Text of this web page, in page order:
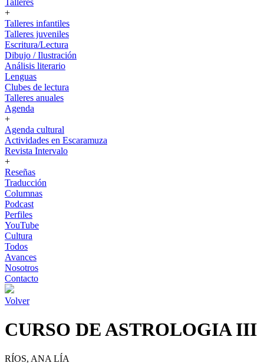
Talleres
+
Talleres infantiles
Talleres juveniles
Escritura/Lectura
Dibujo / Ilustración
Análisis literario
Lenguas
Clubes de lectura
Talleres anuales
Agenda
+
Agenda cultural
Actividades en Escaramuza
Revista Intervalo
+
Reseñas
Traducción
Columnas
Podcast
Perfiles
YouTube
Cultura
Todos
Avances
Nosotros
Contacto
Volver
CURSO DE ASTROLOGIA III
RÍOS, ANA LÍA